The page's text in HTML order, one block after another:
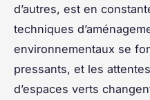
d’autres, est en
techniques
environnementaux se
pressants, et les
d’espaces verts